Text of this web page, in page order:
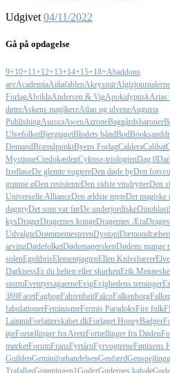
Udgivet 04/11/2022
Gå på opdagelse
9+10+11+12+13+14+15+18+Abaddons
arvAcademiaAiñafablenAkrysmirAlgizjournalerne
ForlagAlvildaAndersen & VigApokalyptiskArias
døtreAskens magikereAtlan og ulveneAugusta
PublishingAuroraAwenAzroneBaggårdsbaroner
UlvefolketBjergtagetBlodets båndBod
DemandBrændpunktByens ForlagCalderaCalibat
MystiqueCredokædenCykose-triologienDag 0
fredløseDe glemte vogtereDen døde byDen
grønne øDen resistenteDen sidste vindrytterDen
Universelle AllianceDen ældste myteDet magiske
daggryDet som var førDe underjordiskeDinoblast
kysDragerDragernes kongeDragernes Æra
UdvalgteDrømmemesterenDystopi
arvingDødefolketDødemagerskenDødens mange
solenEgolibrisElementjagtenEllen Knivsbærer
DarknessEr du helten eller skurkenErik
stormEventyrsagaerneEvigEvighedens terninger
369FacetFagbogFahrenheitFalcoFalkenborg
fabulationerFeminismeFermis ParadoksFire folk
LaitanaForfatterskabet.dkForlaget HoneyBadger
øjeFortællinger fra AretzFortællinger fra Døden
mørketForumFranzFyrtårnFyrvogterneFønixens
GuildenGeminiforbandelsenGenfærdGenspejling
TrafallasGrønningen1GuderGudernes kabale